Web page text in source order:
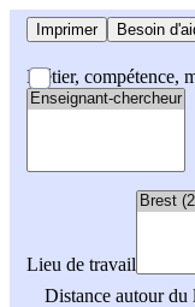
Imprimer Besoin
Métier, compétence,
Lieu de travail
Distance autour du